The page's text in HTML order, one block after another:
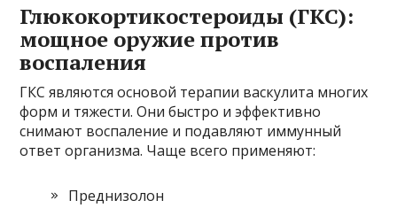
Глюкокортикостероиды (ГКС):
мощное оружие против
воспаления
ГКС являются основой терапии васкулита многих
форм и тяжести. Они быстро и эффективно
снимают воспаление и подавляют иммунный
ответ организма. Чаще всего применяют:
Преднизолон